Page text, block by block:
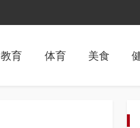
教育 体育 美食